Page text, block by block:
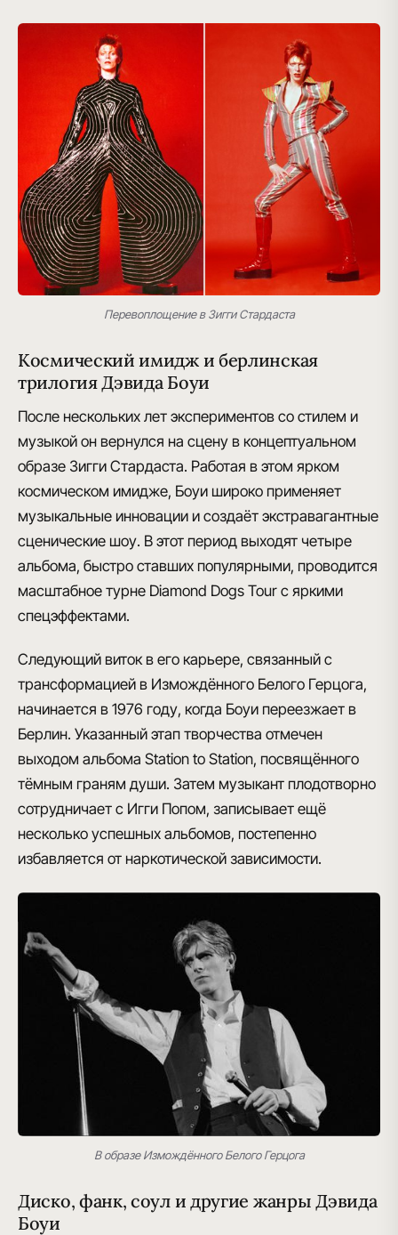
Перевоплощение в Зигги Стардаста
Космический имидж и берлинская
трилогия Дэвида Боуи
После нескольких лет экспериментов со стилем и
музыкой он вернулся на сцену в концептуальном
образе Зигги Стардаста. Работая в этом ярком
космическом имидже, Боуи широко применяет
музыкальные инновации и создаёт экстравагантные
сценические шоу. В этот период выходят четыре
альбома, быстро ставших популярными, проводится
масштабное турне Diamond Dogs Tour с яркими
спецэффектами.
Следующий виток в его карьере, связанный с
трансформацией в Измождённого Белого Герцога,
начинается в 1976 году, когда Боуи переезжает в
Берлин. Указанный этап творчества отмечен
выходом альбома Station to Station, посвящённого
тёмным граням души. Затем музыкант плодотворно
сотрудничает с Игги Попом, записывает ещё
несколько успешных альбомов, постепенно
избавляется от наркотической зависимости.
В образе Измождённого Белого Герцога
Диско, фанк, соул и другие жанры Дэвида
Боуи